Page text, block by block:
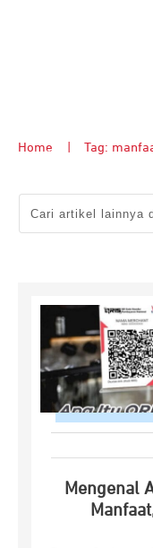
Home Tag:
Mengenal